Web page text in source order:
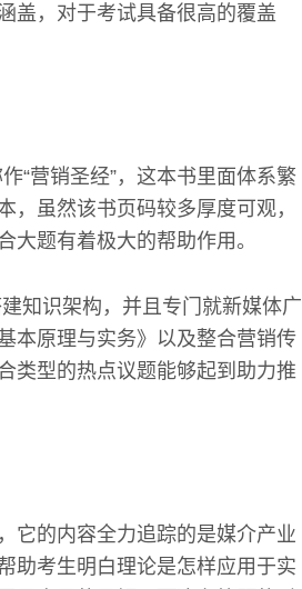
盖，对于考试具备很高的覆盖
“营销圣经”，这本书里面体系繁
虽然该书页码较多厚度可观，
题有着极大的帮助作用。
知识架构，并且专门就新媒体广
本原理与实务》以及整合营销传
类型的热点议题能够起到助力推
它的内容全力追踪的是媒介产业
助考生明白理论是怎样应用于实